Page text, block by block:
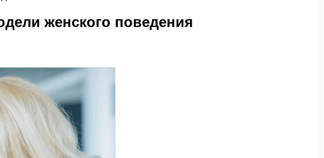
женского поведения